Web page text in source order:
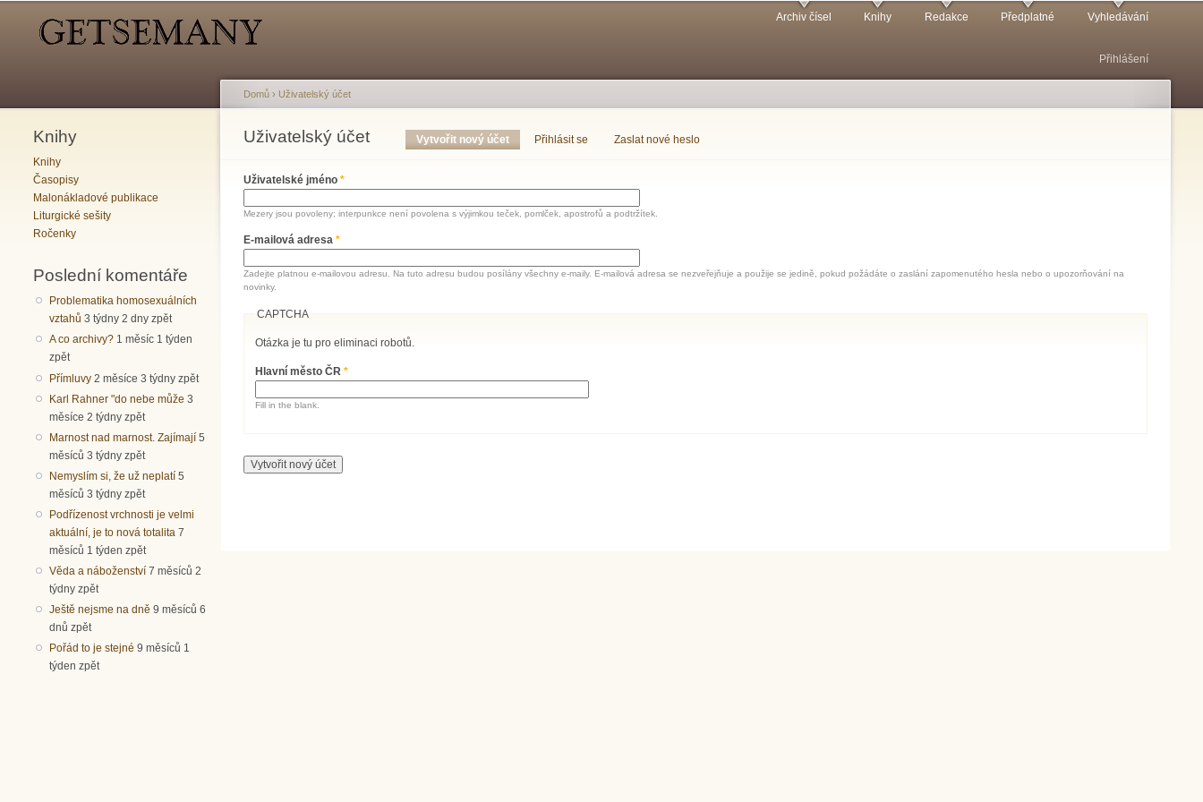
Archiv čísel Knihy Redakce Předplatné Vyhledávání
Přihlášení
Knihy
Knihy
Časopisy
Malonákladové publikace
Liturgické sešity
Ročenky
Poslední komentáře
Problematika homosexuálních
vztahů 3 týdny 2 dny zpět
A co archivy? 1 měsíc 1 týden
zpět
Přímluvy 2 měsíce 3 týdny zpět
Karl Rahner "do nebe může 3
měsíce 2 týdny zpět
Marnost nad marnost. Zajímají 5
měsíců 3 týdny zpět
Nemyslím si, že už neplatí 5
měsíců 3 týdny zpět
Podřízenost vrchnosti je velmi
aktuální, je to nová totalita 7
měsíců 1 týden zpět
Věda a náboženství 7 měsíců 2
týdny zpět
Ještě nejsme na dně 9 měsíců 6
dnů zpět
Pořád to je stejné 9 měsíců 1
týden zpět
Jste zde
Domů › Uživatelský účet
Uživatelský účet
Hlavní záložky Vytvořit nový účet (aktivní záložka)
Přihlásit se Zaslat nové heslo
Uživatelské jméno *
Mezery jsou povoleny; interpunkce není povolena s výjimkou teček, pomlček, apostrofů a podtržítek.
E-mailová adresa *
Zadejte platnou e-mailovou adresu. Na tuto adresu budou posílány všechny e-maily. E-mailová adresa se nezveřejňuje a použije se jedině, pokud požádáte o zaslání zapomenutého hesla nebo o upozorňování na
novinky.
CAPTCHA
Otázka je tu pro eliminaci robotů.
Hlavní město ČR*
Fill in the blank.